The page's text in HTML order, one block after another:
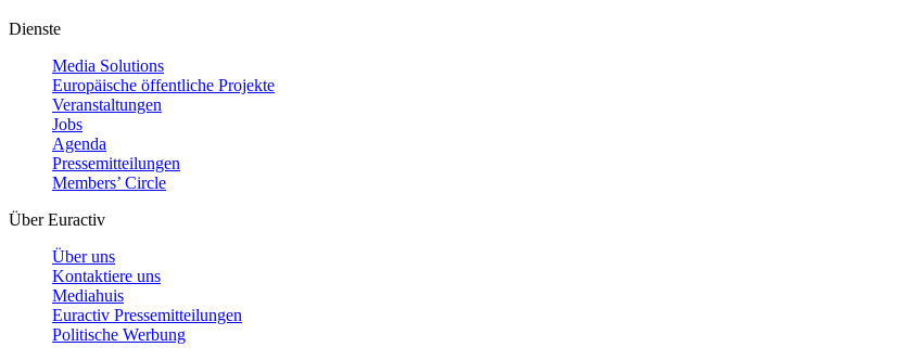
Dienste
Media Solutions
Europäische öffentliche Projekte
Veranstaltungen
Jobs
Agenda
Pressemitteilungen
Members’ Circle
Über Euractiv
Über uns
Kontaktiere uns
Mediahuis
Euractiv Pressemitteilungen
Politische Werbung